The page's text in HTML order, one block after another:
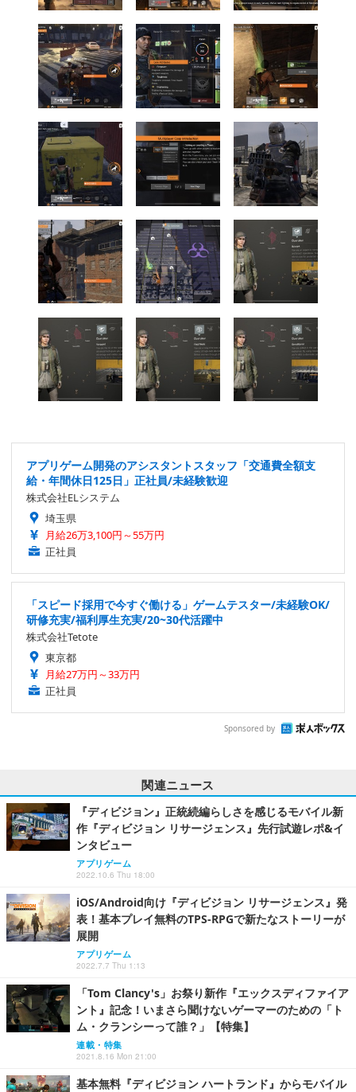
アプリゲーム開発のアシスタントスタッフ「交通費全額支
給・年間休日125日」正社員/未経験歓迎
株式会社ELシステム
埼玉県
月給26万3,100円～55万円
正社員
「スピード採用で今すぐ働ける」ゲームテスター/未経験OK/
研修充実/福利厚生充実/20~30代活躍中
株式会社Tetote
東京都
月給27万円～33万円
正社員
Sponsored by
関連ニュース
『ディビジョン』正統続編らしさを感じるモバイル新
作『ディビジョン リサージェンス』先行試遊レポ&イ
ンタビュー
アプリゲーム
2022.10.6 Thu 18:00
iOS/Android向け『ディビジョン リサージェンス』発
表！基本プレイ無料のTPS-RPGで新たなストーリーが
展開
アプリゲーム
2022.7.7 Thu 1:13
「Tom Clancy's」お祭り新作『エックスディファイア
ント』記念！いまさら聞けないゲーマーのための「ト
ム・クランシーって誰？」【特集】
連載・特集
2021.8.16 Mon 21:00
基本無料『ディビジョン ハートランド』からモバイル